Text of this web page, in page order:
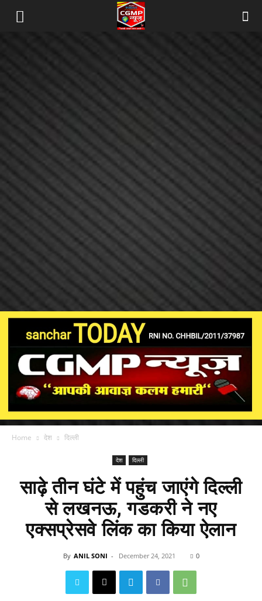
Home देश दिल्ली
देश दिल्ली
साढ़े तीन घंटे में पहुंच जाएंगे दिल्ली
से लखनऊ, गडकरी ने नए
एक्सप्रेसवे लिंक का किया ऐलान
By ANIL SONI - December 24, 2021 0